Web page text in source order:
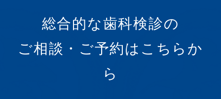
総合的な歯科検診の
ご相談・ご予約はこちらか
ら